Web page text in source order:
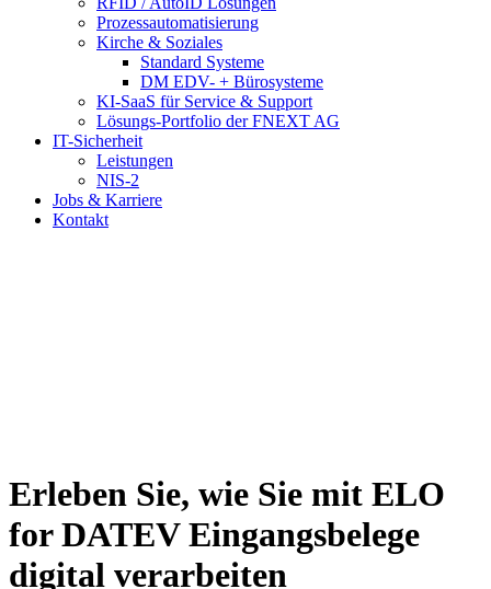
Prozessautomatisierung
Kirche & Soziales
Standard Systeme
DM EDV- + Bürosysteme
KI-SaaS für Service & Support
Lösungs-Portfolio der FNEXT AG
IT-Sicherheit
Leistungen
NIS-2
Jobs & Karriere
Kontakt
Erleben Sie, wie Sie mit ELO
for DATEV Eingangsbelege
digital verarbeiten